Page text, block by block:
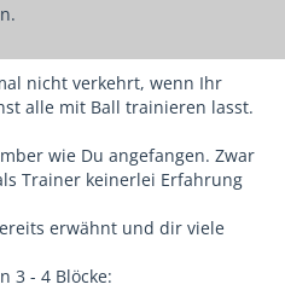
nicht verkehrt, wenn Ihr
alle mit Ball trainieren lasst.
wie Du angefangen. Zwar
Trainer keinerlei Erfahrung
erwähnt und dir viele
3 - 4 Blöcke: